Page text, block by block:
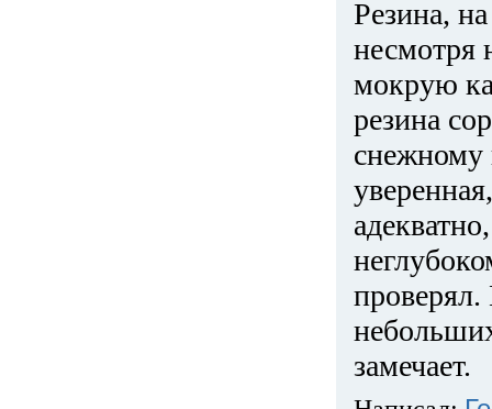
Резина,
несмотря
мокрую
резина
снежному
замечает.